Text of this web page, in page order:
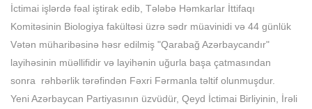
İctimai işlərdə fəal iştirak edib, Tələbə Həmkarlar İttifaqı
Komitəsinin Biologiya fakültəsi üzrə sədr müavinidi və 44 günlük
Vətən müharibəsinə həsr edilmiş "Qarabağ Azərbaycandır"
layihəsinin müəllifidir və layihənin uğurla başa çatmasından
sonra rəhbərlik tərəfindən Fəxri Fərmanla təltif olunmuşdur.
Yeni Azərbaycan Partiyasının üzvüdür, Qeyd İctimai Birliyinin, İrəli